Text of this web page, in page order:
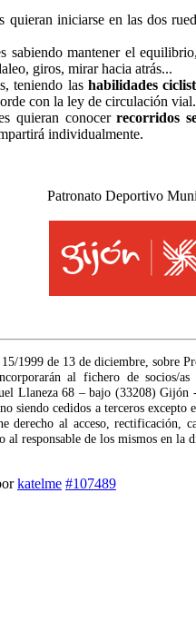
quieran iniciarse en las dos
sabiendo mantener el
giros, mirar hacia atrás...
teniendo las habilidades
con la ley de circulación vial.
quieran conocerrecorridos
individualmente.
Patronato Deportivo
1999 de 13 de diciembre, sobre
al fichero de socios/
Llaneza 68 – bajo (33208)
siendo cedidos a terceros
derecho al acceso, rectificación,
responsable de los mismos en la
katelme #107489